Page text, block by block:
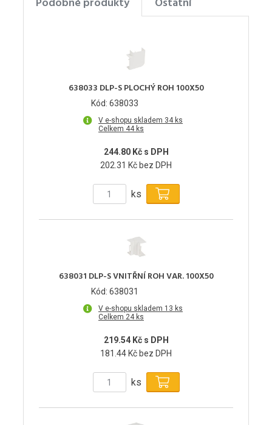
638033 DLP-S PLOCHÝ ROH 100X50
Kód: 638033
V e-shopu skladem 34 ks
Celkem 44 ks
244.80 Kč s DPH
202.31 Kč bez DPH
ks
638031 DLP-S VNITŘNÍ ROH VAR. 100X50
Kód: 638031
V e-shopu skladem 13 ks
Celkem 24 ks
219.54 Kč s DPH
181.44 Kč bez DPH
ks